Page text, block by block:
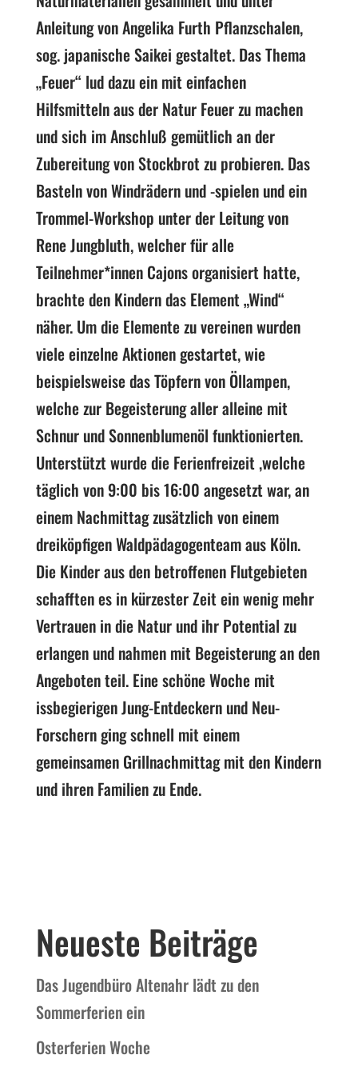
Anleitung von Angelika Furth Pflanzschalen,
sog. japanische Saikei gestaltet. Das Thema
„Feuer“ lud dazu ein mit einfachen
Hilfsmitteln aus der Natur Feuer zu machen
und sich im Anschluß gemütlich an der
Zubereitung von Stockbrot zu probieren. Das
Basteln von Windrädern und -spielen und ein
Trommel-Workshop unter der Leitung von
Rene Jungbluth, welcher für alle
Teilnehmer*innen Cajons organisiert hatte,
brachte den Kindern das Element „Wind“
näher. Um die Elemente zu vereinen wurden
viele einzelne Aktionen gestartet, wie
beispielsweise das Töpfern von Öllampen,
welche zur Begeisterung aller alleine mit
Schnur und Sonnenblumenöl funktionierten.
Unterstützt wurde die Ferienfreizeit ,welche
täglich von 9:00 bis 16:00 angesetzt war, an
einem Nachmittag zusätzlich von einem
dreiköpfigen Waldpädagogenteam aus Köln.
Die Kinder aus den betroffenen Flutgebieten
schafften es in kürzester Zeit ein wenig mehr
Vertrauen in die Natur und ihr Potential zu
erlangen und nahmen mit Begeisterung an den
Angeboten teil. Eine schöne Woche mit
issbegierigen Jung-Entdeckern und Neu-
Forschern ging schnell mit einem
gemeinsamen Grillnachmittag mit den Kindern
und ihren Familien zu Ende.
Neueste Beiträge
Das Jugendbüro Altenahr lädt zu den
Sommerferien ein
Osterferien Woche